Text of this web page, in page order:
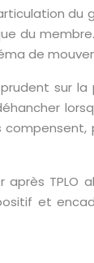
du
du
de
prudent sur
TPLO
et